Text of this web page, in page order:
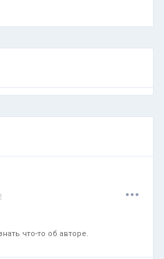
...
что-то об авторе.